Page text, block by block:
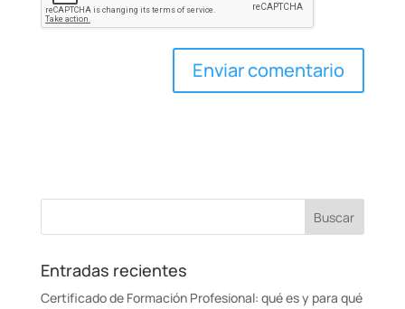
Entradas recientes
Certificado de Formación Profesional: qué es y para qué